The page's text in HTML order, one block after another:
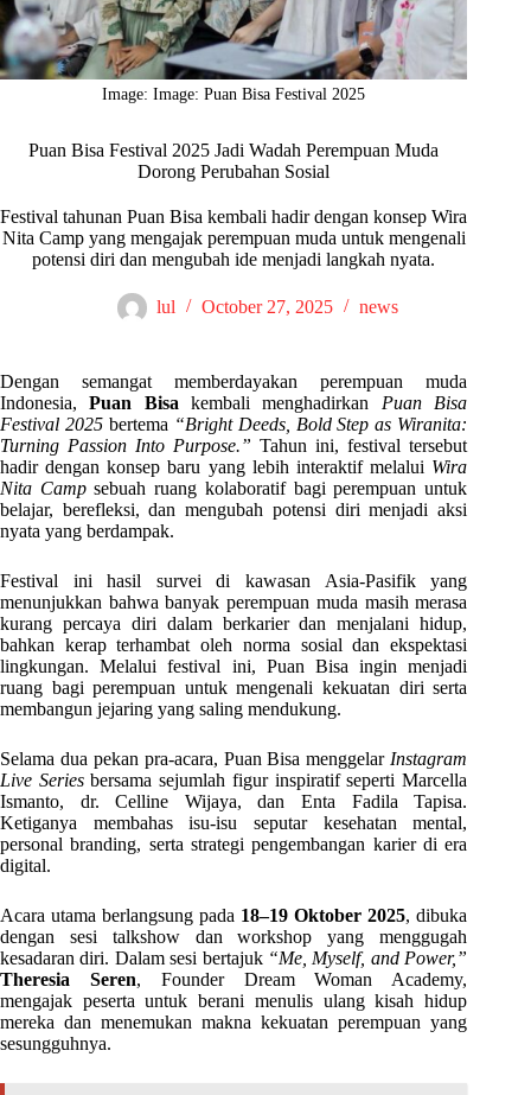
Image: Image: Puan Bisa Festival 2025
Puan Bisa Festival 2025 Jadi Wadah Perempuan Muda
Dorong Perubahan Sosial
Festival tahunan Puan Bisa kembali hadir dengan konsep Wira
Nita Camp yang mengajak perempuan muda untuk mengenali
potensi diri dan mengubah ide menjadi langkah nyata.
lul October 27, 2025 news
Dengan semangat memberdayakan perempuan muda
Indonesia,Puan Bisa kembali menghadirkan Puan Bisa
Festival 2025bertema “Bright Deeds, Bold Step as Wiranita:
Turning Passion Into Purpose.” Tahun ini, festival tersebut
hadir dengan konsep baru yang lebih interaktif melalui Wira
Nita Campsebuah ruang kolaboratif bagi perempuan untuk
belajar, berefleksi, dan mengubah potensi diri menjadi aksi
nyata yang berdampak.
Festival ini hasil survei di kawasan Asia-Pasifik yang
menunjukkan bahwa banyak perempuan muda masih merasa
kurang percaya diri dalam berkarier dan menjalani hidup,
bahkan kerap terhambat oleh norma sosial dan ekspektasi
lingkungan. Melalui festival ini, Puan Bisa ingin menjadi
ruang bagi perempuan untuk mengenali kekuatan diri serta
membangun jejaring yang saling mendukung.
Selama dua pekan pra-acara, Puan Bisa menggelar Instagram
Live Seriesbersama sejumlah figur inspiratif seperti Marcella
Ismanto, dr. Celline Wijaya, dan Enta Fadila Tapisa.
Ketiganya membahas isu-isu seputar kesehatan mental,
personal branding, serta strategi pengembangan karier di era
digital.
Acara utama berlangsung pada 18–19 Oktober 2025, dibuka
dengan sesi talkshow dan workshop yang menggugah
kesadaran diri. Dalam sesi bertajuk “Me, Myself, and Power,”
Theresia Seren, Founder Dream Woman Academy,
mengajak peserta untuk berani menulis ulang kisah hidup
mereka dan menemukan makna kekuatan perempuan yang
sesungguhnya.